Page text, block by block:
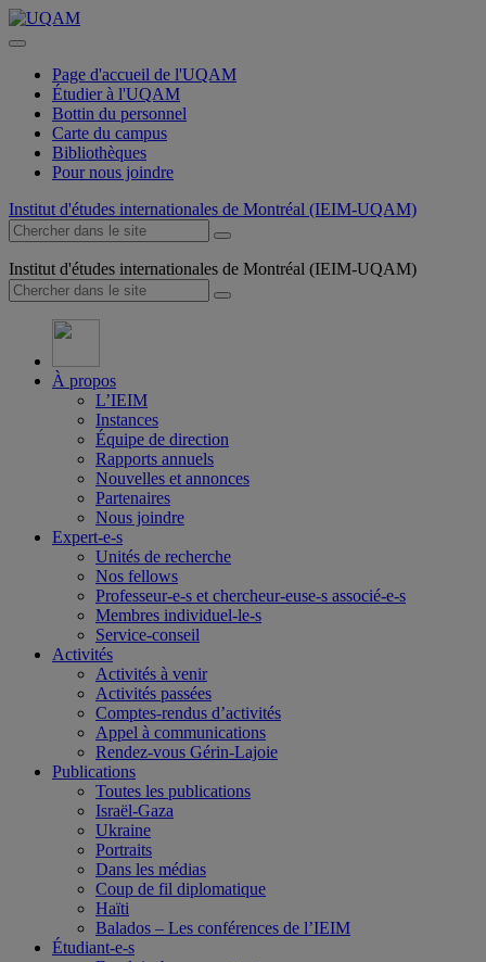
Page d'accueil de l'UQAM
Étudier à l'UQAM
Bottin du personnel
Carte du campus
Bibliothèques
Pour nous joindre
Institut d'études internationales de Montréal (IEIM-UQAM)
Institut d'études internationales de Montréal (IEIM-UQAM)
À propos
L’IEIM
Instances
Équipe de direction
Rapports annuels
Nouvelles et annonces
Partenaires
Nous joindre
Expert-e-s
Unités de recherche
Nos fellows
Professeur-e-s et chercheur-euse-s associé-e-s
Membres individuel-le-s
Service-conseil
Activités
Activités à venir
Activités passées
Comptes-rendus d’activités
Appel à communications
Rendez-vous Gérin-Lajoie
Publications
Toutes les publications
Israël-Gaza
Ukraine
Portraits
Dans les médias
Coup de fil diplomatique
Haïti
Balados – Les conférences de l’IEIM
Étudiant-e-s